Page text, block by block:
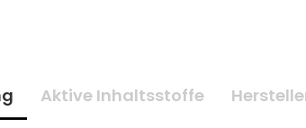
Aktive Inhaltsstoffe